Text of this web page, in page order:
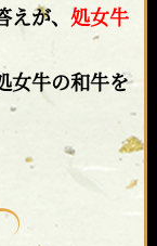
が、 処女牛
女牛の和牛を